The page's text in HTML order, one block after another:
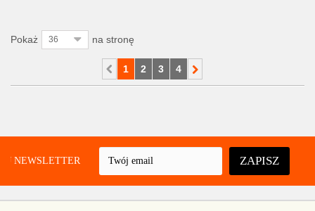
Pokaż 36 na stronę
1 2 3 4
NEWSLETTER ZAPISZ